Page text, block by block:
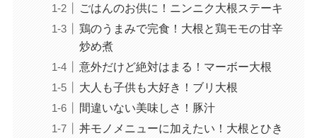
ごはんのお供に！ニンニク大根ステーキ
鶏のうまみで完食！大根と鶏モモの甘辛
炒め煮
意外だけど絶対はまる！マーボー大根
大人も子供も大好き！ブリ大根
間違いない美味しさ！豚汁
丼モノメニューに加えたい！大根とひき